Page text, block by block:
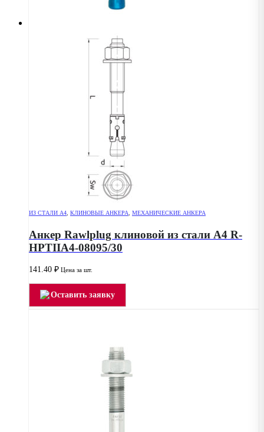
ИЗ СТАЛИ А4 КЛИНОВЫЕ АНКЕРА МЕХАНИЧЕСКИЕ АНКЕРА
Анкер Rawlplug клиновой из стали А4 R-
HPTIIA4-08095/30
141.40 ₽ Цена за шт.
Оставить заявку